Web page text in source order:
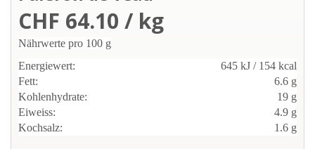
CHF 64.10 / kg
Nährwerte pro 100 g
Energiewert:
645 kJ / 154 kcal
Fett:
6.6 g
Kohlenhydrate:
19 g
Eiweiss:
4.9 g
Kochsalz:
1.6 g